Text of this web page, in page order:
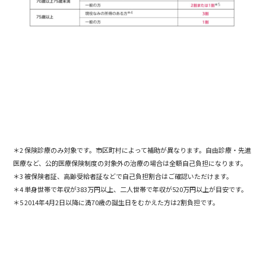
＊2 保険診療のみ対象です。市区町村によって補助が異なります。自由診療・先進
医療など、公的医療保険制度の対象外の治療の場合は全額自己負担になります。
＊3 被保険者証、高齢受給者証などで自己負担割合はご確認いただけます。
＊4 単身世帯で年収が383万円以上、二人世帯で年収が520万円以上が目安です。
＊5 2014年4月2日以降に満70歳の誕生日をむかえた方は2割負担です。